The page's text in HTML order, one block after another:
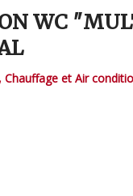
WC
Chauffage et Air